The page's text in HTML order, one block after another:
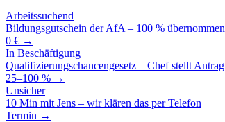
Arbeitssuchend
Bildungsgutschein der AfA – 100 % übernommen
0 € →
In Beschäftigung
Qualifizierungschancengesetz – Chef stellt Antrag
25–100 % →
Unsicher
10 Min mit Jens – wir klären das per Telefon
Termin →